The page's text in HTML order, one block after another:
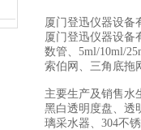
厦门登迅仪器设备
厦门登迅仪器设备
数管、5ml/10ml/
索伯网、三角底拖
主要生产及销售水
黑白透明度盘、透
璃采水器、304不